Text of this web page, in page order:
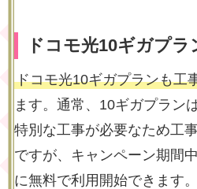
ドコモ光10ギガプラ
ドコモ光10ギガプランも工
ます。通常、10ギガプラン
特別な工事が必要なため工
ですが、キャンペーン期間
に無料で利用開始できます。